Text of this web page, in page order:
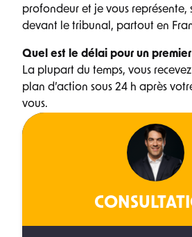
profondeur et je vous représente,
devant le tribunal, partout en
Quel est le délai pour un premier
La plupart du temps, vous
plan d’action sous 24 h après
vous.